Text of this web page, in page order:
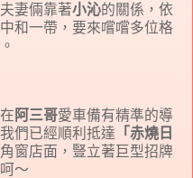
妻倆靠著小沁的關係，依
和一帶，要來嚐嚐多位格
。
阿三哥愛車備有精準的導
們已經順利抵達 「赤燒日
窗店面，豎立著巨型招牌
～